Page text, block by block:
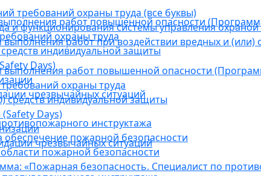
работ повышенной опасности
охраны труда
индивидуальной защиты
Days)
чрезвычайных ситуаций
инструктажа
пожарной безопасности
пожарной безопасности
«Пожарная безопасность. Специалист по
требований охраны труда (все буквы)
и функционирования системы управления
работ при воздействии вредных и (или)
работ повышенной опасности
охраны труда
индивидуальной защиты
Days)
чрезвычайных ситуаций